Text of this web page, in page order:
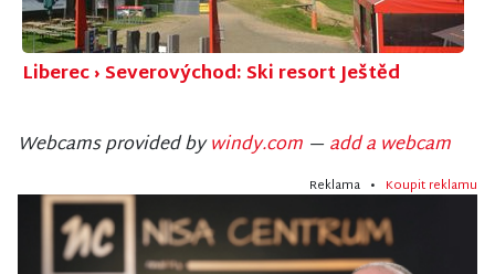
Liberec › Severovýchod: Ski resort Ještěd
Webcams provided bywindy.com —add a webcam
Reklama • Koupit reklamu